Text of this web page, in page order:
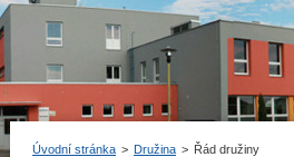
Úvodní stránka > Družina > Řád družiny